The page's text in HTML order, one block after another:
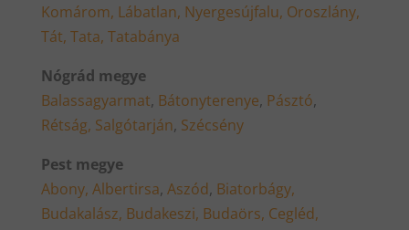
Komárom, Lábatlan, Nyergesújfalu, Oroszlány,
Tát, Tata, Tatabánya
Nógrád megye
Balassagyarmat, Bátonyterenye, Pásztó,
Rétság, Salgótarján, Szécsény
Pest megye
Abony, Albertirsa, Aszód, Biatorbágy,
Budakalász, Budakeszi, Budaörs, Cegléd,